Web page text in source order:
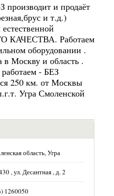
и продаёт
и т.д.)
КАЧЕСТВА. Работаем
оборудовании .
Москву и область .
- БЕЗ
250 км. от Москвы
Угра Смоленской
область, Угра
, ул. Десантная , д. 2
1260050